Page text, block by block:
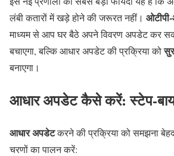
लंबी कतारों में खड़े होने की जरूरत नहीं।
माध्यम से आप घर बैठे अपने विवरण अपडेट कर
बचाएगा, बल्कि आधार अपडेट की प्रक्रिया को
बनाएगा।
आधार अपडेट कैसे करें: स्टेप-
आधार अपडेटकरने की प्रक्रिया को समझना
चरणों का पालन करें: